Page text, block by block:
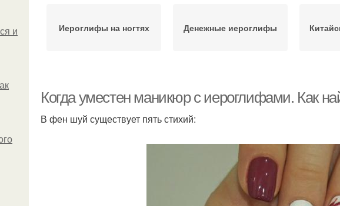
и
Иероглифы на ногтях Денежные иероглифы
иероглифами
Когда уместен маникюр с иероглифами. Как
В фен шуй существует пять стихий: